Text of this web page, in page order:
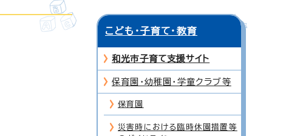
こども・子育て・教育
和光市子育て支援サイト
保育園・幼稚園・学童クラブ等
保育園
災害時における臨時休園措置等